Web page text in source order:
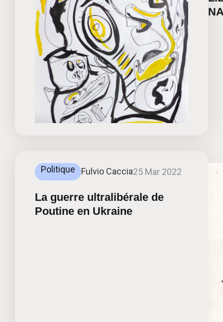
Politique Fulvio Caccia25 Mar 2022
La guerre ultralibérale de
Poutine en Ukraine